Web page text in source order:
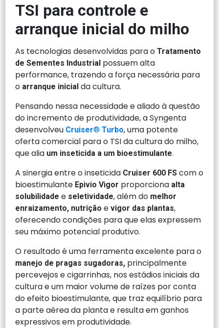
TSI para controle e
arranque inicial do milho
As tecnologias desenvolvidas para oTratamento
de Sementes Industrial possuem alta
performance, trazendo a força necessária para
o arranque inicial da cultura.
Pensando nessa necessidade e aliado à questão
do incremento de produtividade, a Syngenta
desenvolveu Cruiser® Turbo, uma potente
oferta comercial para o TSI da cultura do milho,
que alia um inseticida a um bioestimulante.
A sinergia entre o inseticida Cruiser 600 FS com o
bioestimulante Epivio Vigor proporciona alta
solubilidadee seletividade, além do melhor
enraizamento, nutrição evigor das plantas,
oferecendo condições para que elas expressem
seu máximo potencial produtivo.
O resultado é uma ferramenta excelente para o
manejo de pragas sugadoras, principalmente
percevejos e cigarrinhas, nos estádios iniciais da
cultura e um maior volume de raízes por conta
do efeito bioestimulante, que traz equilíbrio para
a parte aérea da planta e resulta em ganhos
expressivos em produtividade.